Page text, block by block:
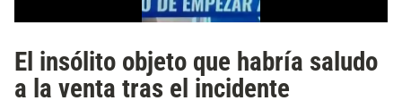
El insólito objeto que habría saludo
a la venta tras el incidente